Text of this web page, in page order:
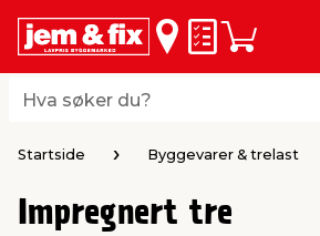
Hva søker du?
Hva søker du?
HuskelisteHandlevogn
og vegger
& levegger
og varme
Startside Byggevarer & trelast
Impregnert tre